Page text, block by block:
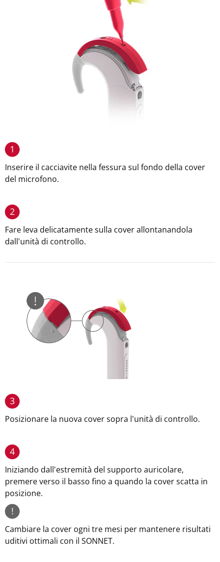
1
Inserire il cacciavite nella fessura sul fondo della cover
del microfono.
2
Fare leva delicatamente sulla cover allontanandola
dall'unità di controllo.
3
Posizionare la nuova cover sopra l'unità di controllo.
4
Iniziando dall'estremità del supporto auricolare,
premere verso il basso fino a quando la cover scatta in
posizione.
!
Cambiare la cover ogni tre mesi per mantenere risultati
uditivi ottimali con il SONNET.